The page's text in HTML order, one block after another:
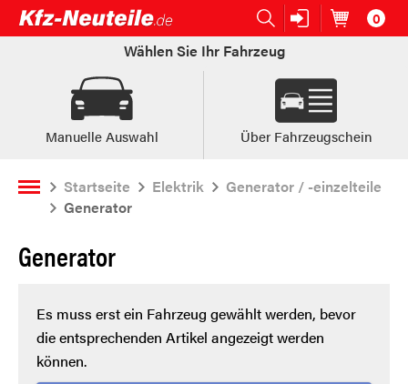
Open submenu (Ersatzteile:)
Ersatzteile: Artikel im
0
Wählen Sie Ihr Fahrzeug
Manuelle Auswahl Über Fahrzeugschein
Startseite Elektrik
Generator / -einzelteile
Generator
Generator
Es muss erst ein Fahrzeug gewählt werden, bevor
die entsprechenden Artikel angezeigt werden
können.